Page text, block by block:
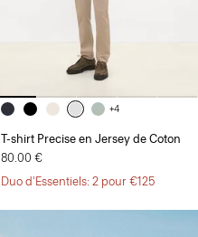
+4
T-shirt Precise en Jersey de Coton
80.00 €
Duo d'Essentiels: 2 pour €125